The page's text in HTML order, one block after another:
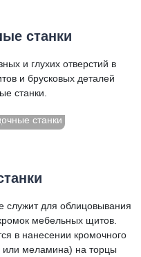
станки
и глухих отверстий в
и брусковых деталей
станки.
станки
служит для облицовывания
мебельных щитов.
в нанесении кромочного
меламина) на торцы